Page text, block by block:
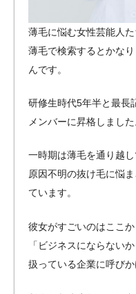
薄毛に悩む女性芸能人た
薄毛で検索するとかな
んです。
研修生時代5年半と最長
メンバーに昇格しました
一時期は薄毛を通り越
原因不明の抜け毛に悩
ています。
彼女がすごいのはここ
「ビジネスにならない
扱っている企業に呼びか